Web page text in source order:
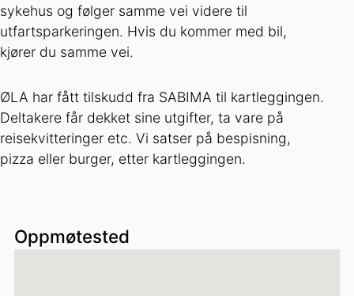
sykehus og følger samme vei videre til
utfartsparkeringen. Hvis du kommer med bil,
kjører du samme vei.
ØLA har fått tilskudd fra SABIMA til kartleggingen.
Deltakere får dekket sine utgifter, ta vare på
reisekvitteringer etc. Vi satser på bespisning,
pizza eller burger, etter kartleggingen.
Oppmøtested